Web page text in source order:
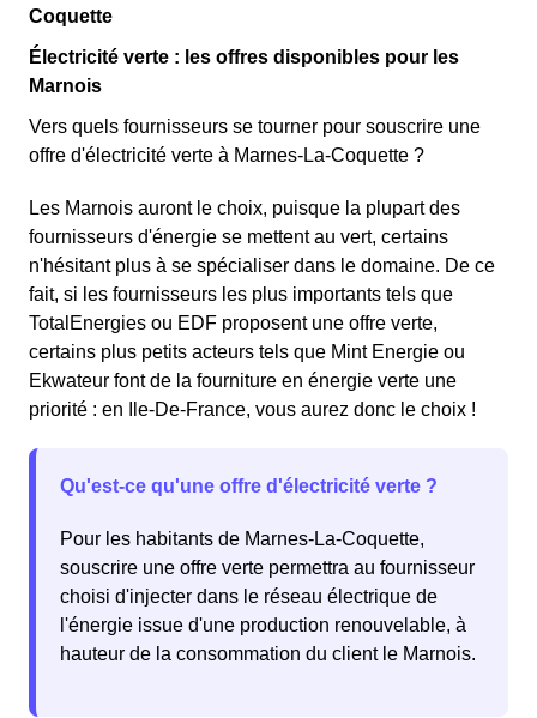
Coquette
Électricité verte : les offres disponibles pour les
Marnois
Vers quels fournisseurs se tourner pour souscrire une
offre d'électricité verte à Marnes-La-Coquette ?
Les Marnois auront le choix, puisque la plupart des
fournisseurs d'énergie se mettent au vert, certains
n'hésitant plus à se spécialiser dans le domaine. De ce
fait, si les fournisseurs les plus importants tels que
TotalEnergies ou EDF proposent une offre verte,
certains plus petits acteurs tels que Mint Energie ou
Ekwateur font de la fourniture en énergie verte une
priorité : en Ile-De-France, vous aurez donc le choix !
Qu'est-ce qu'une offre d'électricité verte ?
Pour les habitants de Marnes-La-Coquette,
souscrire une offre verte permettra au fournisseur
choisi d'injecter dans le réseau électrique de
l'énergie issue d'une production renouvelable, à
hauteur de la consommation du client le Marnois.